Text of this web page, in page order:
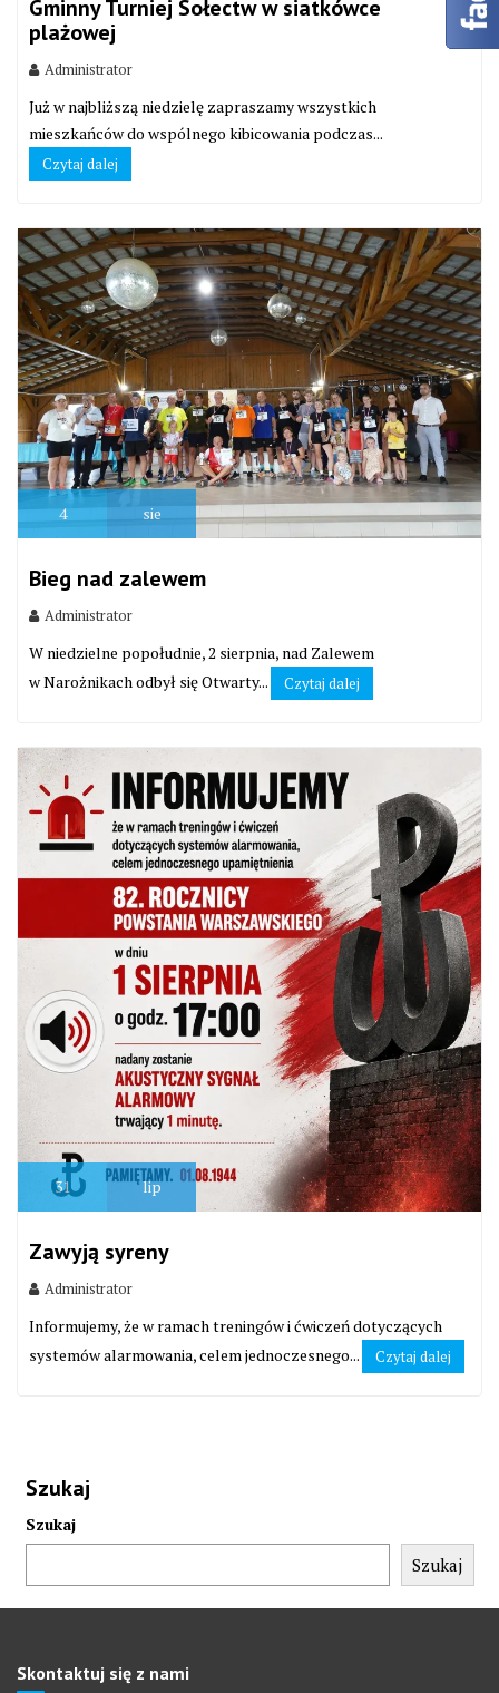
Gminny Turniej Sołectw w siatkówce
plażowej
Administrator
Już w najbliższą niedzielę zapraszamy wszystkich
mieszkańców do wspólnego kibicowania podczas...
Czytaj dalej
4 sie
Bieg nad zalewem
Administrator
W niedzielne popołudnie, 2 sierpnia, nad Zalewem
w Narożnikach odbył się Otwarty...
Czytaj dalej
31 lip
Zawyją syreny
Administrator
Informujemy, że w ramach treningów i ćwiczeń dotyczących
systemów alarmowania, celem jednoczesnego...
Czytaj dalej
Szukaj
Szukaj
Szukaj
Skontaktuj się z nami